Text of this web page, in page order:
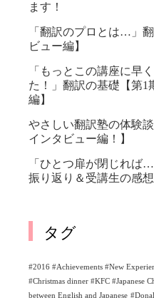
ます！
「翻訳のプロとは…」
ビュー編】
「もっとこの講座に早
た！」翻訳の基礎【第1
編】
やさしい翻訳塾の体験
インタビュー編！】
「ひとつ扉が閉じれば
振り返り＆受講生の感想
タグ
#2016 #Achievements #New
#Christmas dinner #KFC #Japanese
between English and Japanese